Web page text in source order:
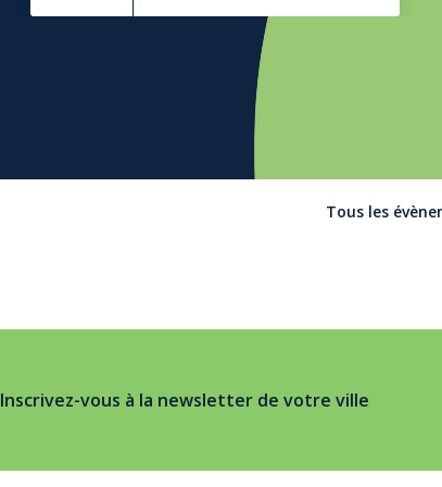
Tous les
Inscrivez-vous à la newsletter de votre ville